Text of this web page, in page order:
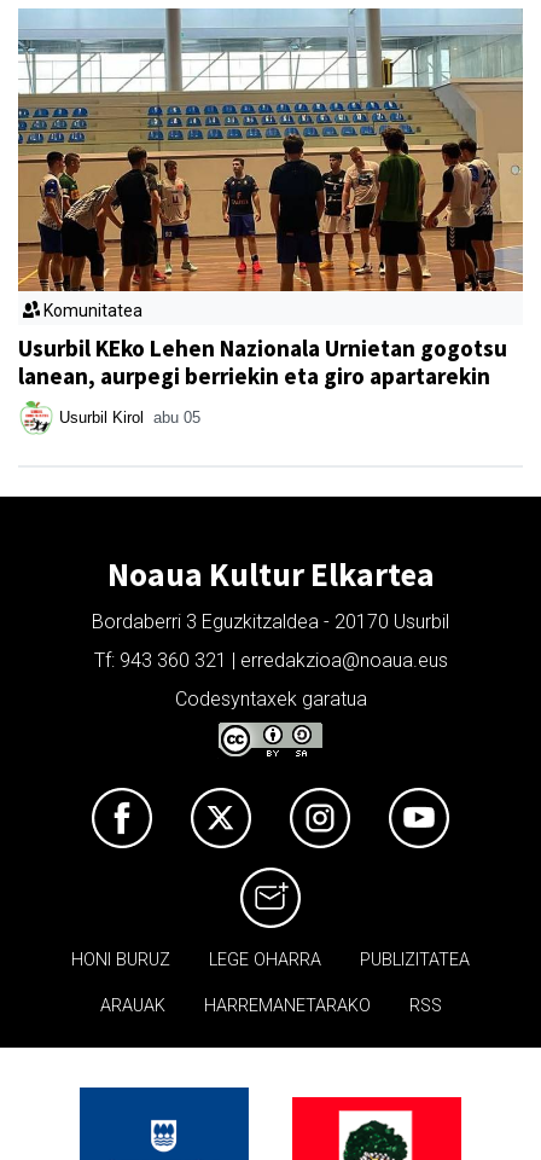
Komunitatea
Usurbil KEko Lehen Nazionala Urnietan gogotsu
lanean, aurpegi berriekin eta giro apartarekin
Usurbil Kirol abu 05
Noaua Kultur Elkartea
Bordaberri 3 Eguzkitzaldea - 20170 Usurbil
Tf: 943 360 321 | erredakzioa@noaua.eus
Codesyntaxek garatua
HONI BURUZ LEGE OHARRA PUBLIZITATEA
ARAUAK HARREMANETARAKO RSS